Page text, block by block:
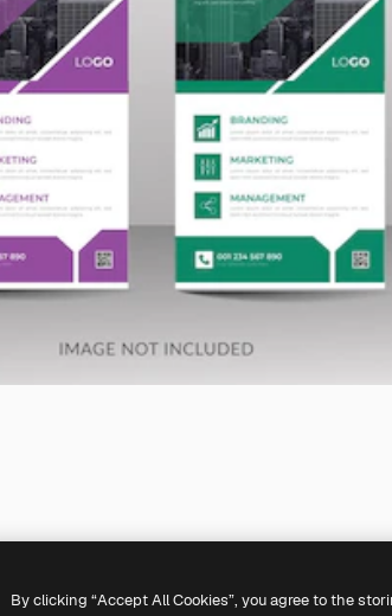
By clicking “Accept All Cookies”, you agree to the